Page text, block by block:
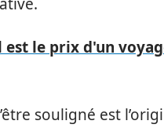
est le prix d'un
souligné est